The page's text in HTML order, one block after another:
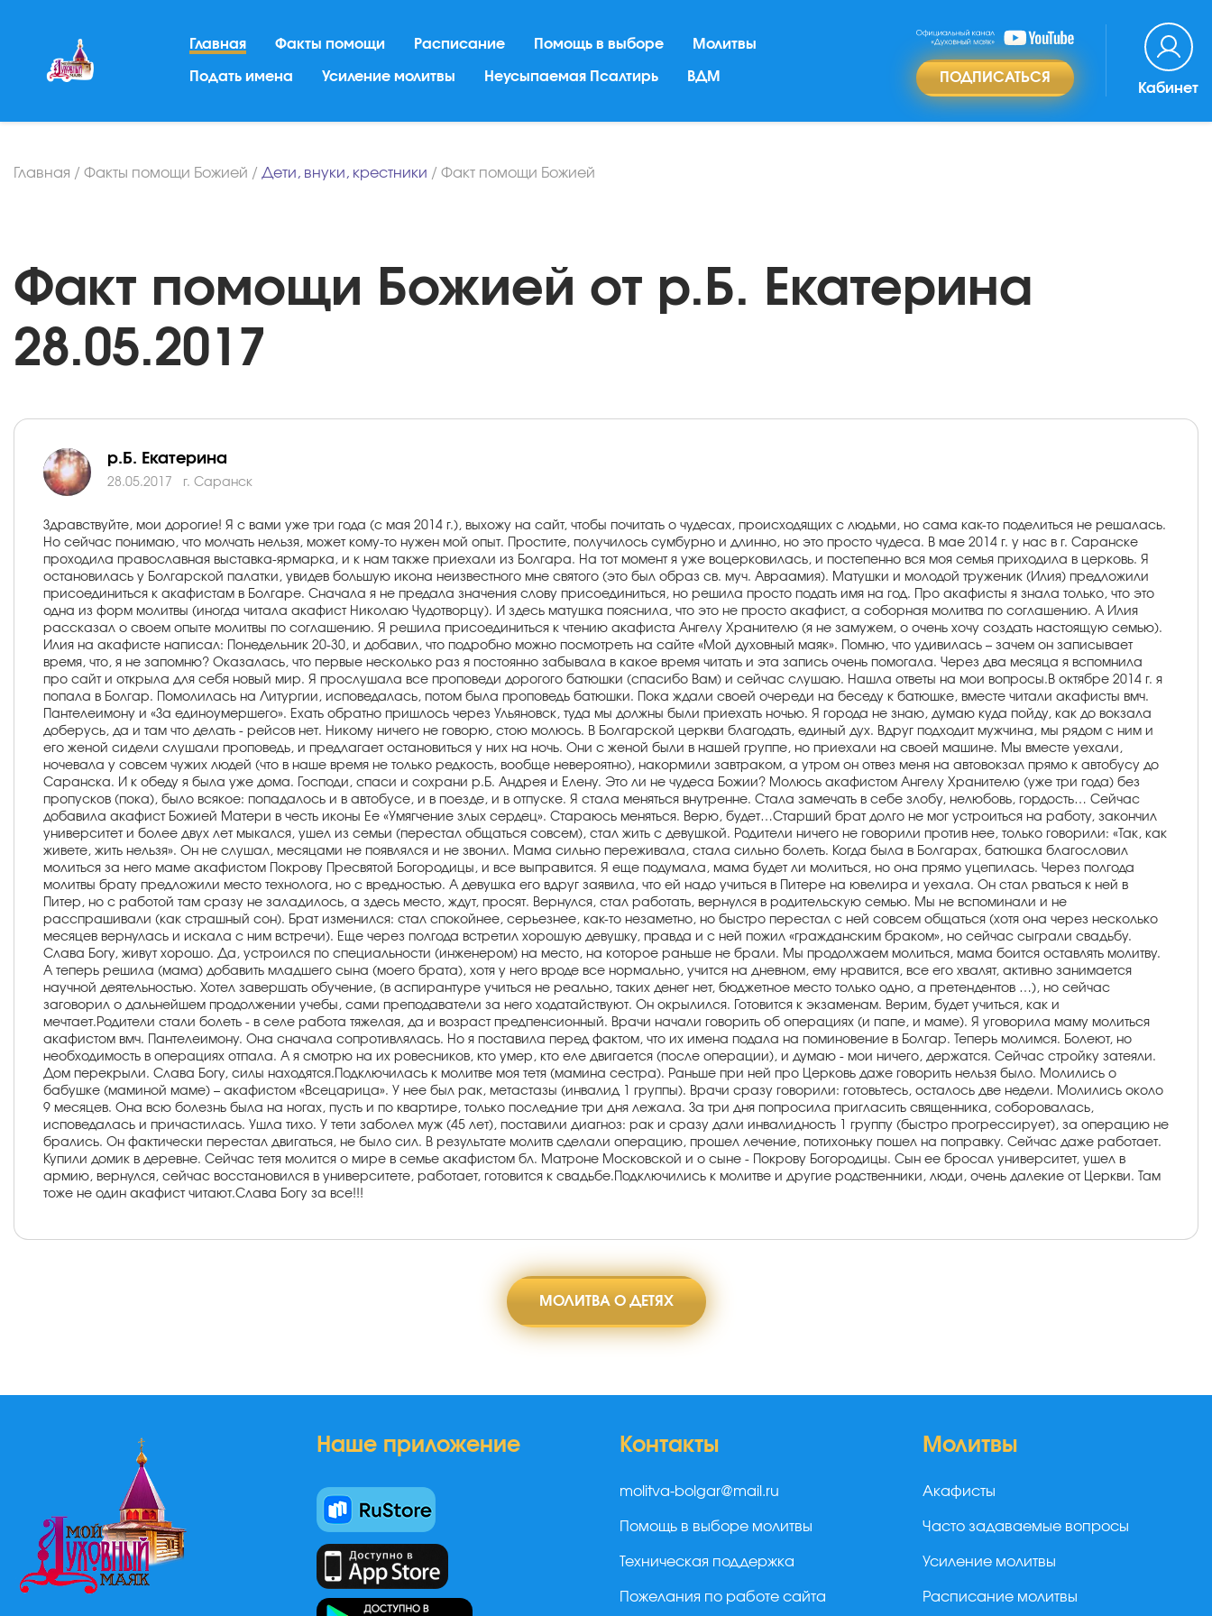
Главная Факты помощи Расписание Помощь в выборе Молитвы
Подать имена Усиление молитвы Неусыпаемая Псалтирь ВДМ ПОДПИСАТЬСЯ
Кабинет
Главная / Факты помощи Божией / Дети, внуки, крестники / Факт помощи Божией
Факт помощи Божией от р.Б. Екатерина
28.05.2017
р.Б. Екатерина
28.05.2017 г. Саранск
Здравствуйте, мои дорогие! Я с вами уже три года (с мая 2014 г.), выхожу на сайт, чтобы почитать о чудесах, происходящих с людьми, но сама как-то поделиться не решалась.
Но сейчас понимаю, что молчать нельзя, может кому-то нужен мой опыт. Простите, получилось сумбурно и длинно, но это просто чудеса. В мае 2014 г. у нас в г. Саранске
проходила православная выставка-ярмарка, и к нам также приехали из Болгара. На тот момент я уже воцерковилась, и постепенно вся моя семья приходила в церковь. Я
остановилась у Болгарской палатки, увидев большую икона неизвестного мне святого (это был образ св. муч. Авраамия). Матушки и молодой труженик (Илия) предложили
присоединиться к акафистам в Болгаре. Сначала я не предала значения слову присоединиться, но решила просто подать имя на год. Про акафисты я знала только, что это
одна из форм молитвы (иногда читала акафист Николаю Чудотворцу). И здесь матушка пояснила, что это не просто акафист, а соборная молитва по соглашению. А Илия
рассказал о своем опыте молитвы по соглашению. Я решила присоединиться к чтению акафиста Ангелу Хранителю (я не замужем, о очень хочу создать настоящую семью).
Илия на акафисте написал: Понедельник 20-30, и добавил, что подробно можно посмотреть на сайте «Мой духовный маяк». Помню, что удивилась – зачем он записывает
время, что, я не запомню? Оказалась, что первые несколько раз я постоянно забывала в какое время читать и эта запись очень помогала. Через два месяца я вспомнила
про сайт и открыла для себя новый мир. Я прослушала все проповеди дорогого батюшки (спасибо Вам) и сейчас слушаю. Нашла ответы на мои вопросы.В октябре 2014 г. я
попала в Болгар. Помолилась на Литургии, исповедалась, потом была проповедь батюшки. Пока ждали своей очереди на беседу к батюшке, вместе читали акафисты вмч.
Пантелеимону и «За единоумершего». Ехать обратно пришлось через Ульяновск, туда мы должны были приехать ночью. Я города не знаю, думаю куда пойду, как до вокзала
доберусь, да и там что делать - рейсов нет. Никому ничего не говорю, стою молюсь. В Болгарской церкви благодать, единый дух. Вдруг подходит мужчина, мы рядом с ним и
его женой сидели слушали проповедь, и предлагает остановиться у них на ночь. Они с женой были в нашей группе, но приехали на своей машине. Мы вместе уехали,
ночевала у совсем чужих людей (что в наше время не только редкость, вообще невероятно), накормили завтраком, а утром он отвез меня на автовокзал прямо к автобусу до
Саранска. И к обеду я была уже дома. Господи, спаси и сохрани р.Б. Андрея и Елену. Это ли не чудеса Божии? Молюсь акафистом Ангелу Хранителю (уже три года) без
пропусков (пока), было всякое: попадалось и в автобусе, и в поезде, и в отпуске. Я стала меняться внутренне. Стала замечать в себе злобу, нелюбовь, гордость… Сейчас
добавила акафист Божией Матери в честь иконы Ее «Умягчение злых сердец». Стараюсь меняться. Верю, будет…Старший брат долго не мог устроиться на работу, закончил
университет и более двух лет мыкался, ушел из семьи (перестал общаться совсем), стал жить с девушкой. Родители ничего не говорили против нее, только говорили: «Так, как
живете, жить нельзя». Он не слушал, месяцами не появлялся и не звонил. Мама сильно переживала, стала сильно болеть. Когда была в Болгарах, батюшка благословил
молиться за него маме акафистом Покрову Пресвятой Богородицы, и все выправится. Я еще подумала, мама будет ли молиться, но она прямо уцепилась. Через полгода
молитвы брату предложили место технолога, но с вредностью. А девушка его вдруг заявила, что ей надо учиться в Питере на ювелира и уехала. Он стал рваться к ней в
Питер, но с работой там сразу не заладилось, а здесь место, ждут, просят. Вернулся, стал работать, вернулся в родительскую семью. Мы не вспоминали и не
расспрашивали (как страшный сон). Брат изменился: стал спокойнее, серьезнее, как-то незаметно, но быстро перестал с ней совсем общаться (хотя она через несколько
месяцев вернулась и искала с ним встречи). Еще через полгода встретил хорошую девушку, правда и с ней пожил «гражданским браком», но сейчас сыграли свадьбу.
Слава Богу, живут хорошо. Да, устроился по специальности (инженером) на место, на которое раньше не брали. Мы продолжаем молиться, мама боится оставлять молитву.
А теперь решила (мама) добавить младшего сына (моего брата), хотя у него вроде все нормально, учится на дневном, ему нравится, все его хвалят, активно занимается
научной деятельностью. Хотел завершать обучение, (в аспирантуре учиться не реально, таких денег нет, бюджетное место только одно, а претендентов …), но сейчас
заговорил о дальнейшем продолжении учебы, сами преподаватели за него ходатайствуют. Он окрылился. Готовится к экзаменам. Верим, будет учиться, как и
мечтает.Родители стали болеть - в селе работа тяжелая, да и возраст предпенсионный. Врачи начали говорить об операциях (и папе, и маме). Я уговорила маму молиться
акафистом вмч. Пантелеимону. Она сначала сопротивлялась. Но я поставила перед фактом, что их имена подала на поминовение в Болгар. Теперь молимся. Болеют, но
необходимость в операциях отпала. А я смотрю на их ровесников, кто умер, кто еле двигается (после операции), и думаю - мои ничего, держатся. Сейчас стройку затеяли.
Дом перекрыли. Слава Богу, силы находятся.Подключилась к молитве моя тетя (мамина сестра). Раньше при ней про Церковь даже говорить нельзя было. Молились о
бабушке (маминой маме) – акафистом «Всецарица». У нее был рак, метастазы (инвалид 1 группы). Врачи сразу говорили: готовьтесь, осталось две недели. Молились около
9 месяцев. Она всю болезнь была на ногах, пусть и по квартире, только последние три дня лежала. За три дня попросила пригласить священника, соборовалась,
исповедалась и причастилась. Ушла тихо. У тети заболел муж (45 лет), поставили диагноз: рак и сразу дали инвалидность 1 группу (быстро прогрессирует), за операцию не
брались. Он фактически перестал двигаться, не было сил. В результате молитв сделали операцию, прошел лечение, потихоньку пошел на поправку. Сейчас даже работает.
Купили домик в деревне. Сейчас тетя молится о мире в семье акафистом бл. Матроне Московской и о сыне - Покрову Богородицы. Сын ее бросал университет, ушел в
армию, вернулся, сейчас восстановился в университете, работает, готовится к свадьбе.Подключились к молитве и другие родственники, люди, очень далекие от Церкви. Там
тоже не один акафист читают.Слава Богу за все!!!
МОЛИТВА О ДЕТЯХ
Наше приложение Контакты
molitva-bolgar@mail.ru
Помощь в выборе молитвы
Техническая поддержка
Пожелания по работе сайта
Молитвы
Акафисты
Часто задаваемые вопросы
Усиление молитвы
Расписание молитвы